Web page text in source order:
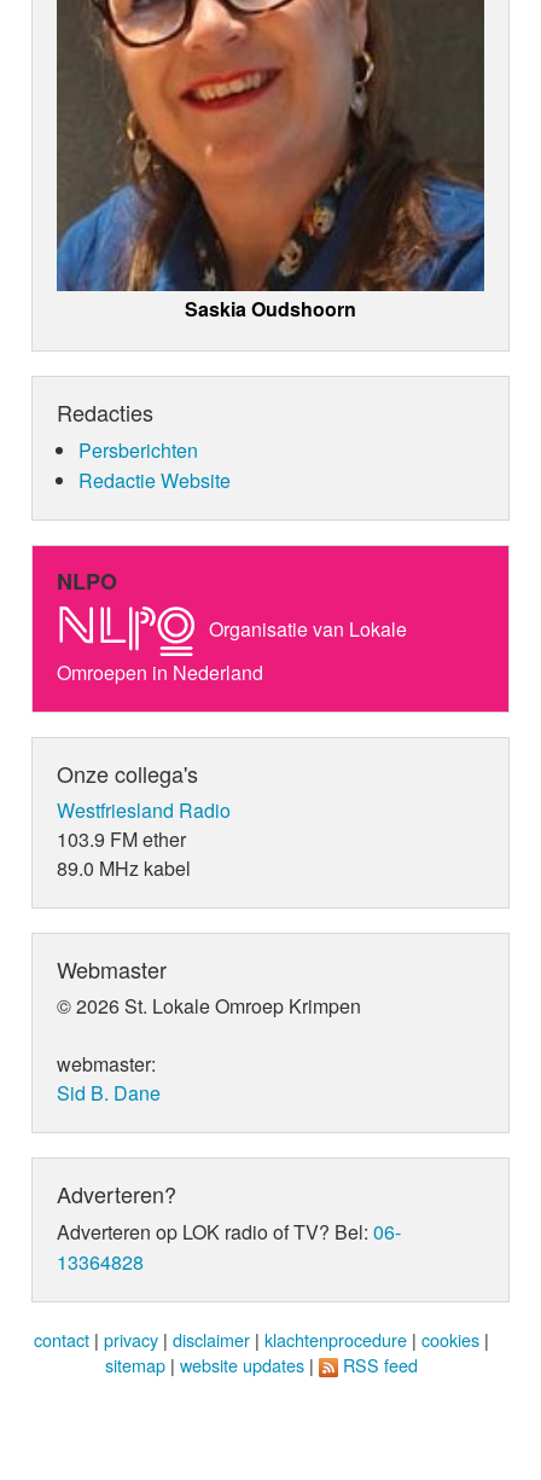
Saskia Oudshoorn
Redacties
Persberichten
Redactie Website
NLPO
Organisatie van Lokale
Omroepen in Nederland
Onze collega's
Westfriesland Radio
103.9 FM ether
89.0 MHz kabel
Webmaster
© 2026 St. Lokale Omroep Krimpen
webmaster:
Sid B. Dane
Adverteren?
Adverteren op LOK radio of TV? Bel:06-
13364828
contact | privacy | disclaimer | klachtenprocedure | cookies |
sitemap | website updates | RSS feed